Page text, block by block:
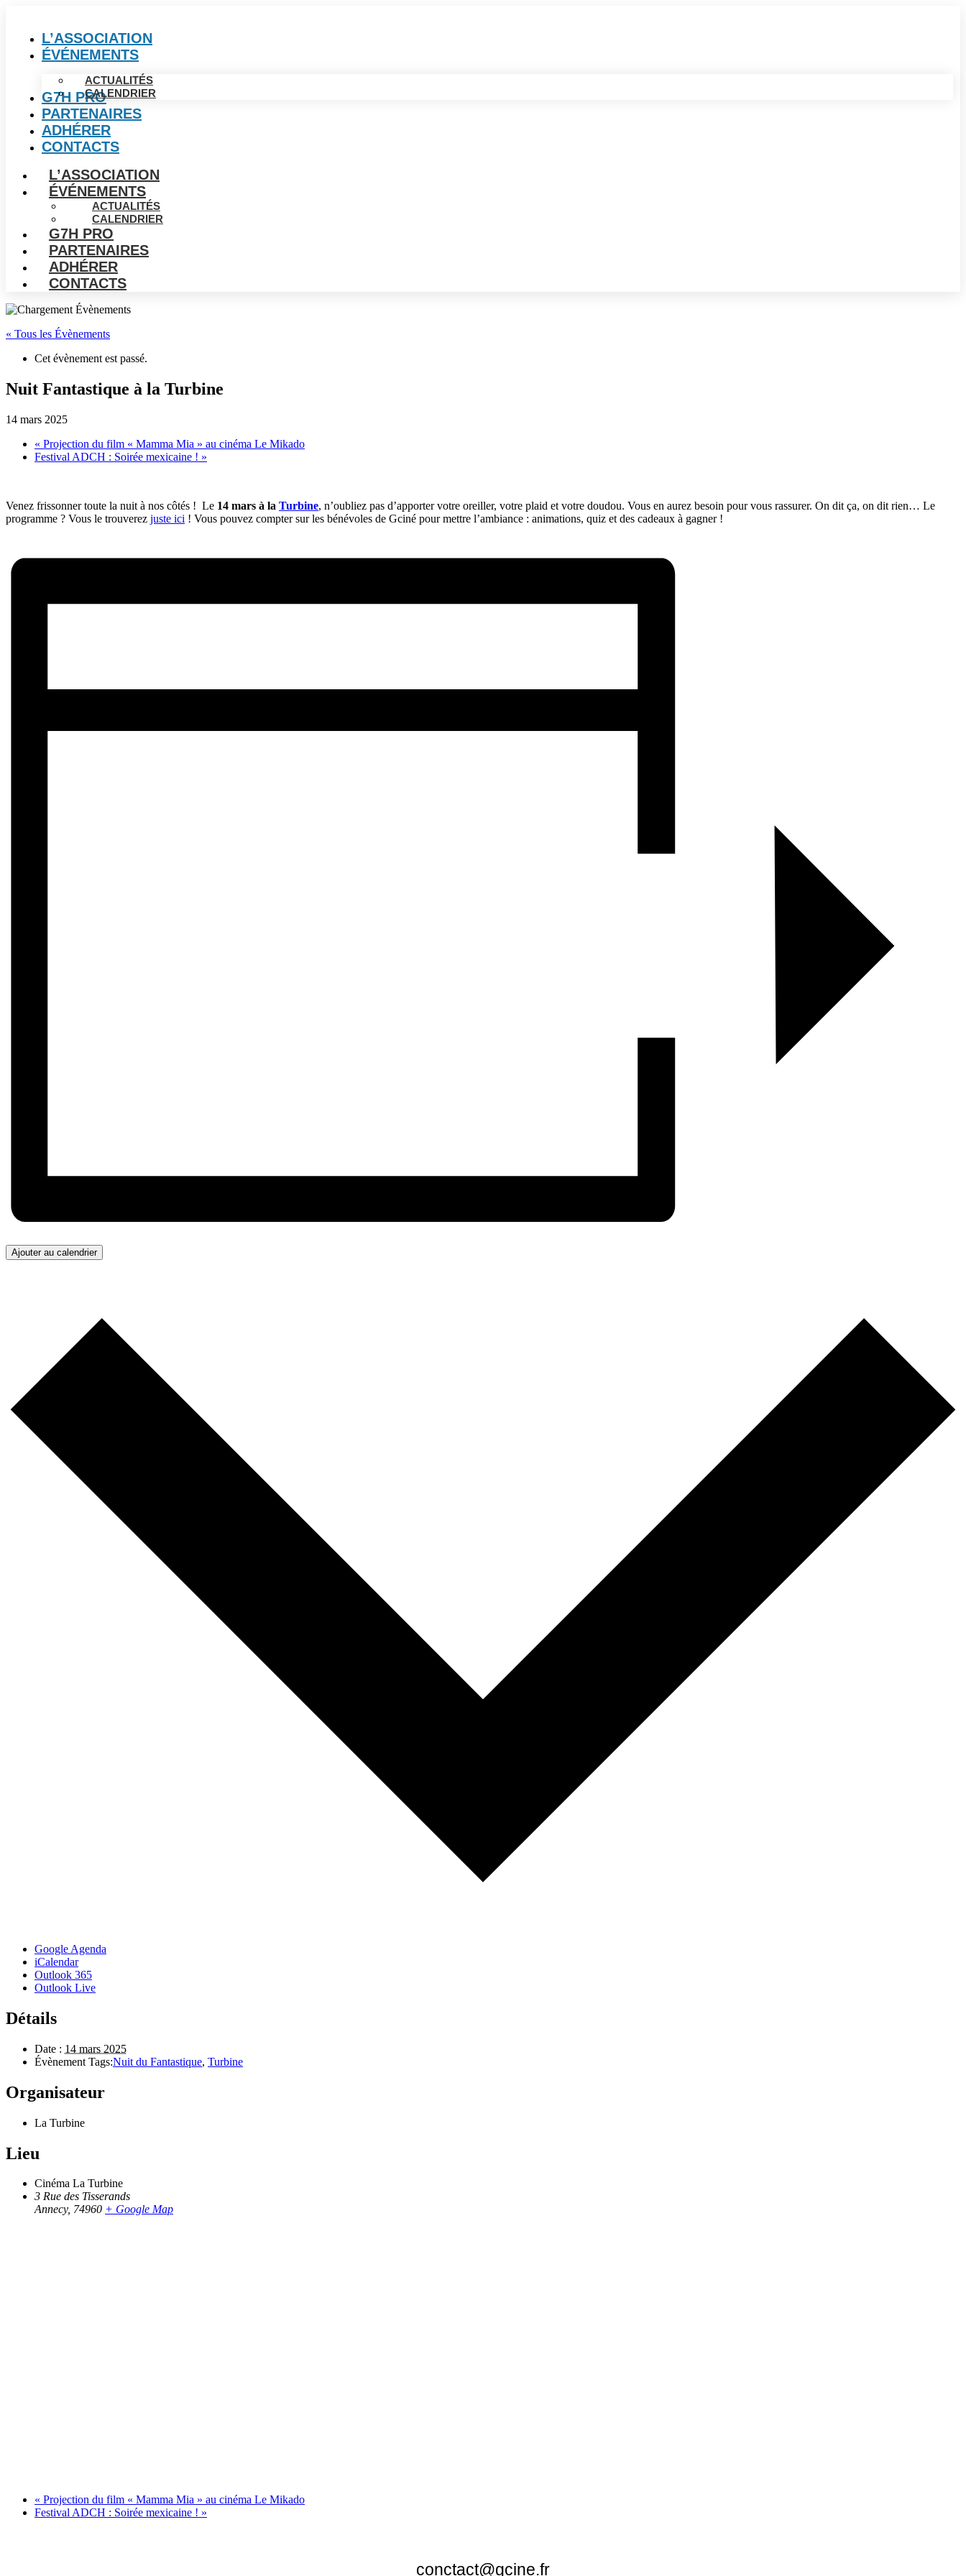
L’ASSOCIATION
ÉVÉNEMENTS
ACTUALITÉS
CALENDRIER
G7H PRO
PARTENAIRES
ADHÉRER
CONTACTS
L’ASSOCIATION
ÉVÉNEMENTS
ACTUALITÉS
CALENDRIER
G7H PRO
PARTENAIRES
ADHÉRER
CONTACTS
« Tous les Évènements
Cet évènement est passé.
Nuit Fantastique à la Turbine
14 mars 2025
« Projection du film « Mamma Mia » au cinéma Le Mikado
Festival ADCH : Soirée mexicaine ! »
Venez frissonner toute la nuit à nos côtés ! Le 14 mars à la Turbine, n’oubliez pas d’apporter votre oreiller, votre plaid et votre doudou. Vous en aurez besoin pour vous rassurer. On dit ça, on dit rien… Le
programme ? Vous le trouverez juste ici ! Vous pouvez compter sur les bénévoles de Gciné pour mettre l’ambiance : animations, quiz et des cadeaux à gagner !
Ajouter au calendrier
Google Agenda
iCalendar
Outlook 365
Outlook Live
Détails
Date : 14 mars 2025
Évènement Tags:Nuit du Fantastique, Turbine
Organisateur
La Turbine
Lieu
Cinéma La Turbine
3 Rue des Tisserands
Annecy, 74960 + Google Map
« Projection du film « Mamma Mia » au cinéma Le Mikado
Festival ADCH : Soirée mexicaine ! »
conctact@gcine.fr